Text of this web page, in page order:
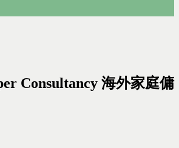
Consultancy 海外家庭傭